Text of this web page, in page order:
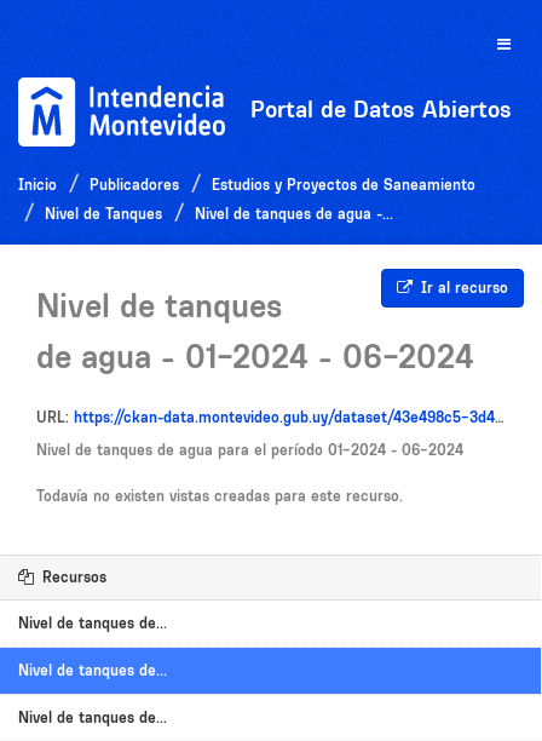
Toggle
Portal de Datos Abiertos
Inicio Publicadores
Estudios y Proyectos de Saneamiento
Nivel de Tanques
Nivel de tanques de agua -...
Ir al recurso
Nivel de tanques
de agua - 01-2024 - 06-2024
URL: https://ckan-data.montevideo.gub.uy/dataset/43e498c5-3d42-44fb-a19a-95bf71443e72/resource/c3d205f4-d6af-4e39-b1b5-d2e83eb701d1/download/nivel_de_tanques_de_agua_01_2024_06_2024__1731338231137.csv
Nivel de tanques de agua para el período 01-2024 - 06-2024
Todavía no existen vistas creadas para este recurso.
Recursos
Nivel de tanques de...
Nivel de tanques de...
Nivel de tanques de...